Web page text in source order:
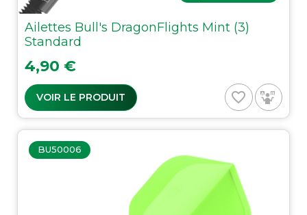
Ailettes Bull's DragonFlights Mint (3)
Standard
Prix
4,90 €
VOIR LE PRODUIT favorite_border
BU50006